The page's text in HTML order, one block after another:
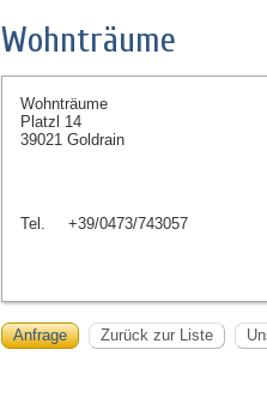
Wohnträume
Wohnträume
Platzl 14
39021 Goldrain
Tel. +39/0473/743057
Anfrage Zurück zur Liste